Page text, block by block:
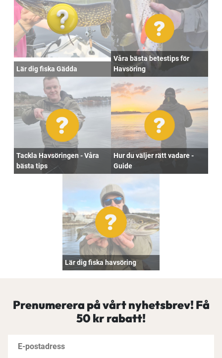
Lär dig fiska Gädda
Våra bästa betestips för
Havsöring
Tackla Havsöringen - Våra
bästa tips
Hur du väljer rätt vadare -
Guide
Lär dig fiska havsöring
Prenumerera på vårt nyhetsbrev! Få
50 kr rabatt!